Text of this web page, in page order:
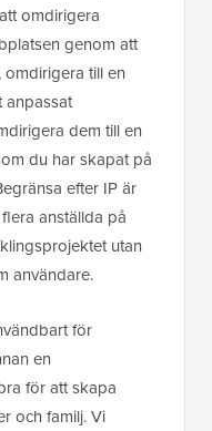
omdirigera
genom att
till en
anpassat
dem till en
du har skapat på
efter IP är
anställda på
utan
användare.
för
en
för att skapa
och familj. Vi